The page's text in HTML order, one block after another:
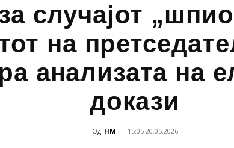
случајот
на
анализата на
докази
Од НМ - 15:05 20.05.2026